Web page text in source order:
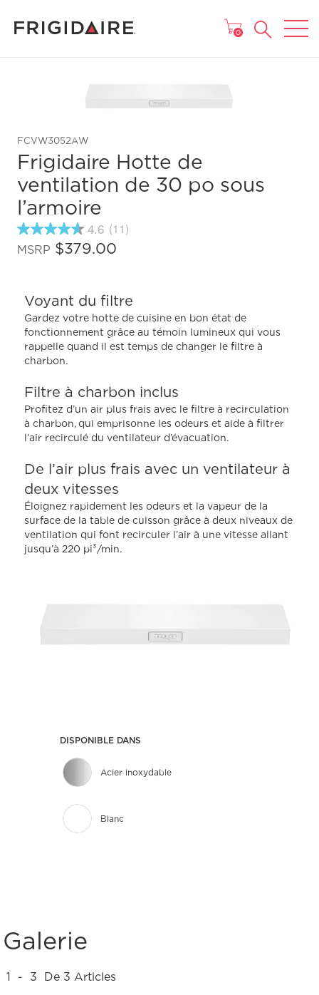
MENU
0
FCVW3052AW
Frigidaire Hotte de
ventilation de 30 po sous
l’armoire
4.6
étoiles
sur
de
note
moyenne.
Read
11
Reviews.
la
même
page.
4.6 (11)
MSRP $379.00
DISPONIBLE DANS
Acier inoxydable
Blanc
Voyant du filtre
Gardez votre hotte de cuisine en bon état de
fonctionnement grâce au témoin lumineux qui vous
rappelle quand il est temps de changer le filtre à
charbon.
Filtre à charbon inclus
Profitez d’un air plus frais avec le filtre à recirculation
à charbon, qui emprisonne les odeurs et aide à filtrer
l’air recirculé du ventilateur d’évacuation.
De l’air plus frais avec un ventilateur à
deux vitesses
Éloignez rapidement les odeurs et la vapeur de la
surface de la table de cuisson grâce à deux niveaux de
ventilation qui font recirculer l’air à une vitesse allant
jusqu’à 220 pi³/min.
Galerie
1 - 3 De 3 Articles